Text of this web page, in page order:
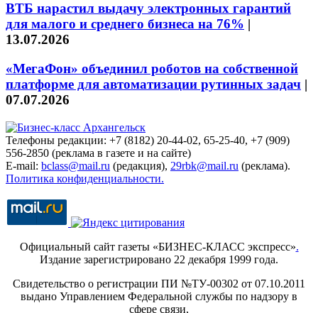
ВТБ нарастил выдачу электронных гарантий
для малого и среднего бизнеса на 76% |
13.07.2026
«МегаФон» объединил роботов на собственной
платформе для автоматизации рутинных задач |
07.07.2026
Телефоны редакции: +7 (8182) 20-44-02, 65-25-40, +7 (909)
556-2850 (реклама в газете и на сайте)
E-mail: bclass@mail.ru (редакция), 29rbk@mail.ru (реклама).
Политика конфиденциальности.
Официальный сайт газеты «БИЗНЕС-КЛАСС экспресс».
Издание зарегистрировано 22 декабря 1999 года.
Свидетельство о регистрации ПИ №ТУ-00302 от 07.10.2011
выдано Управлением Федеральной службы по надзору в
сфере связи,